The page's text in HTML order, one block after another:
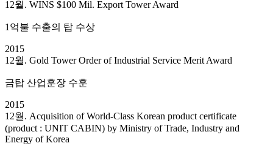
12월. WINS $100 Mil. Export Tower Award
1억불 수출의 탑 수상
2015
12월. Gold Tower Order of Industrial Service Merit Award
금탑 산업훈장 수훈
2015
12월. Acquisition of World-Class Korean product certificate
(product : UNIT CABIN) by Ministry of Trade, Industry and
Energy of Korea